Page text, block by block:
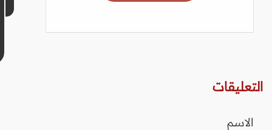
التعليقات
الاسم